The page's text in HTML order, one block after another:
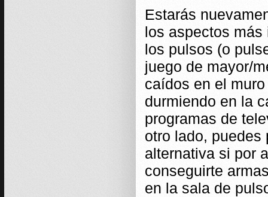
Estarás
los aspectos
los pulsos (o
juego de mayor/
caídos en el
durmiendo en la
programas de
otro lado, puedes
alternativa si por
conseguirte
en la sala de